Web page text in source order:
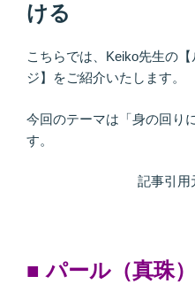
ける
こちらでは、Keiko先生の
ジ】をご紹介いたします。
今回のテーマは「身の回り
す。
記事引用
■ パール（真珠